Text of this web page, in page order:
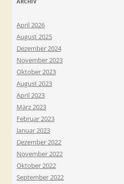
April 2026
August 2025
Dezember 2024
November 2023
Oktober 2023
August 2023
April 2023
März 2023
Februar 2023
Januar 2023
Dezember 2022
November 2022
Oktober 2022
September 2022